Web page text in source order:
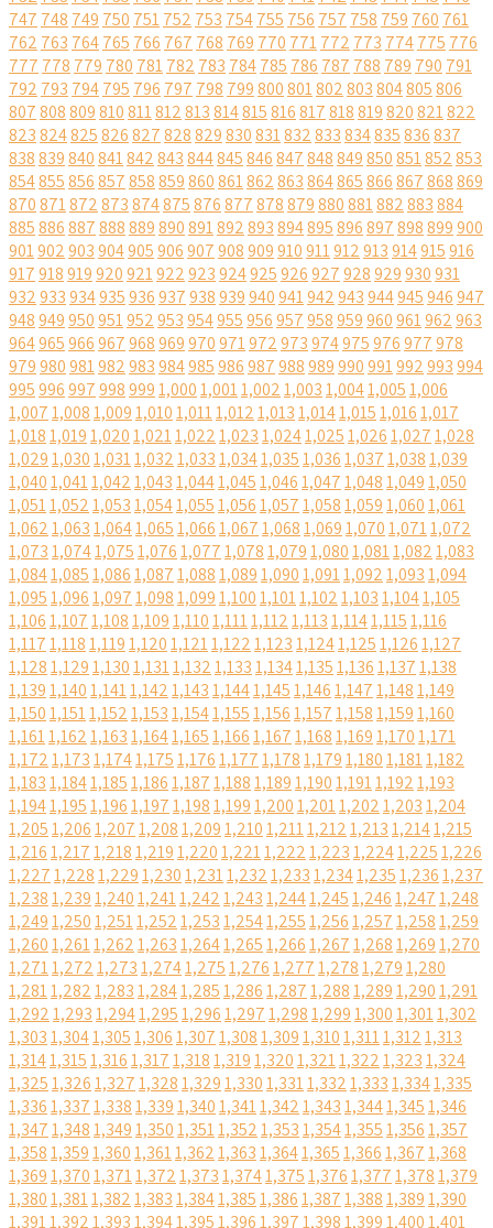
747 748 749 750 751752 753 754755 756 757 758 759 760 761
762 763 764765 766 767 768 769 770 771772 773 774775 776
777 778 779 780 781782 783 784785 786 787 788 789 790 791
792 793 794795 796 797 798 799800801802803804805806
807808809810811812813814815816817818819820821822
823824825826827828829830831832833834835836837
838839840841842843844845846847848849850851852853
854855856857858859860861862863864865866867868869
870871872873874875876877878879880881882883884
885886887888889890891892893894895896897898899900
901902903904905906907908909910911912913914915916
917918919920921922923924925926927928929930931
932933934935936937938939940941942943944945946947
948949950951952953954955956957958959960961962963
964965966967968969970971972973974975976977978
979980981982983984985986987988989990991992993994
9959969979989991,0001,0011,0021,0031,0041,0051,006
1,0071,0081,0091,0101,0111,0121,0131,0141,0151,0161,017
1,0181,0191,0201,0211,0221,0231,0241,0251,0261,0271,028
1,0291,0301,0311,0321,0331,0341,0351,0361,0371,0381,039
1,0401,0411,0421,0431,0441,0451,0461,0471,0481,0491,050
1,0511,0521,0531,0541,0551,0561,0571,0581,0591,0601,061
1,0621,0631,0641,0651,0661,0671,0681,0691,0701,0711,072
1,0731,0741,0751,0761,0771,0781,0791,0801,0811,0821,083
1,0841,0851,0861,0871,0881,0891,0901,0911,0921,0931,094
1,0951,0961,0971,0981,0991,1001,1011,1021,1031,1041,105
1,1061,1071,1081,1091,1101,1111,1121,1131,1141,1151,116
1,1171,1181,1191,1201,1211,1221,1231,1241,1251,1261,127
1,1281,1291,1301,1311,1321,1331,1341,1351,1361,1371,138
1,1391,1401,1411,1421,1431,1441,1451,1461,1471,1481,149
1,1501,1511,1521,1531,1541,1551,1561,1571,1581,1591,160
1,1611,1621,1631,1641,1651,1661,1671,1681,1691,1701,171
1,1721,1731,1741,1751,1761,1771,1781,1791,1801,1811,182
1,1831,1841,1851,1861,1871,1881,1891,1901,1911,1921,193
1,1941,1951,1961,1971,1981,1991,2001,2011,2021,2031,204
1,2051,2061,2071,2081,2091,2101,2111,2121,2131,2141,215
1,2161,2171,2181,2191,2201,2211,2221,2231,2241,2251,226
1,2271,2281,2291,2301,2311,2321,2331,2341,2351,2361,237
1,2381,2391,2401,2411,2421,2431,2441,2451,2461,2471,248
1,2491,2501,2511,2521,2531,2541,2551,2561,2571,2581,259
1,2601,2611,2621,2631,2641,2651,2661,2671,2681,2691,270
1,2711,2721,2731,2741,2751,2761,2771,2781,2791,280
1,2811,2821,2831,2841,2851,2861,2871,2881,2891,2901,291
1,2921,2931,2941,2951,2961,2971,2981,2991,3001,3011,302
1,3031,3041,3051,3061,3071,3081,3091,3101,3111,3121,313
1,3141,3151,3161,3171,3181,3191,3201,3211,3221,3231,324
1,3251,3261,3271,3281,3291,3301,3311,3321,3331,3341,335
1,3361,3371,3381,3391,3401,3411,3421,3431,3441,3451,346
1,3471,3481,3491,3501,3511,3521,3531,3541,3551,3561,357
1,3581,3591,3601,3611,3621,3631,3641,3651,3661,3671,368
1,3691,3701,3711,3721,3731,3741,3751,3761,3771,3781,379
1,3801,3811,3821,3831,3841,3851,3861,3871,3881,3891,390
1,3911,3921,3931,3941,3951,3961,3971,3981,3991,4001,401